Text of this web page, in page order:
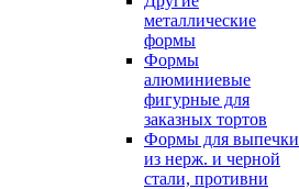
металлические
формы
Формы
алюминиевые
фигурные для
заказных тортов
Формы для выпечки
из нерж. и черной
стали, противни